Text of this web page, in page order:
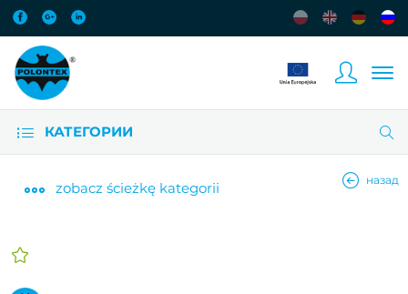
КАТЕГОРИИ
zobacz ścieżkę kategorii назад